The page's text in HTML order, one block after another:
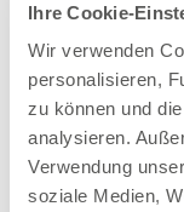
Ihre Cookie-
Wir verwenden
personalisieren,
zu können und
analysieren.
Verwendung
soziale Medien,
Sa. 09:00 -
Hinweis
Offene
Fotofix